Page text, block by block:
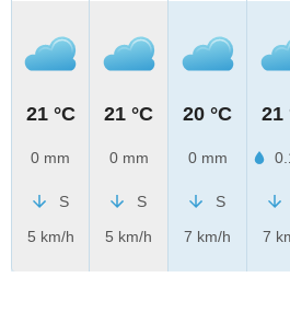
21 °C
0 mm
S
5 km/h
21 °C
0 mm
S
5 km/h
20 °C
0 mm
S
7 km/h
21
7